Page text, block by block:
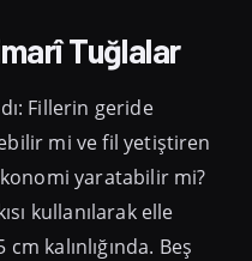
Tuğlalar
Fillerin geride
mi ve fil yetiştiren
yaratabilir mi?
kullanılarak elle
kalınlığında. Beş